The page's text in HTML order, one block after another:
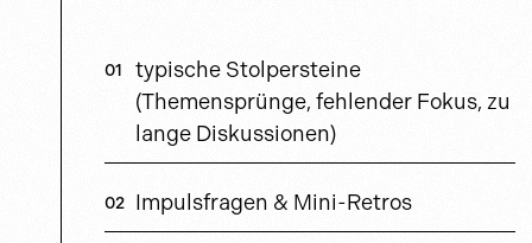
typische Stolpersteine
(Themensprünge, fehlender Fokus, zu
lange Diskussionen)
Impulsfragen & Mini-Retros